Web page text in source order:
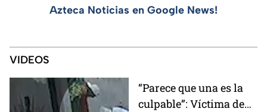
Azteca Noticias en Google News!
VIDEOS
“Parece que una es la
culpable”: Víctima de